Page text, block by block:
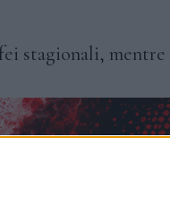
stagionali, mentre